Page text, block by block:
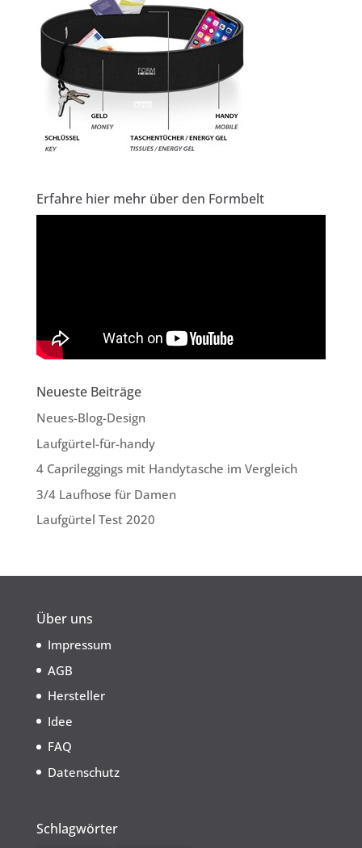
Erfahre hier mehr über den Formbelt
Neueste Beiträge
Neues-Blog-Design
Laufgürtel-für-handy
4 Caprileggings mit Handytasche im Vergleich
3/4 Laufhose für Damen
Laufgürtel Test 2020
Über uns
Impressum
AGB
Hersteller
Idee
FAQ
Datenschutz
Schlagwörter